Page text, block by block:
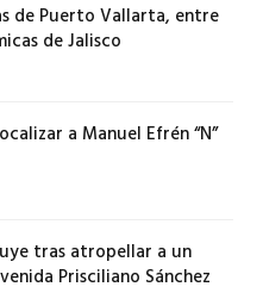
de Puerto Vallarta, entre
de Jalisco
a Manuel Efrén “N”
tras atropellar a un
Prisciliano Sánchez